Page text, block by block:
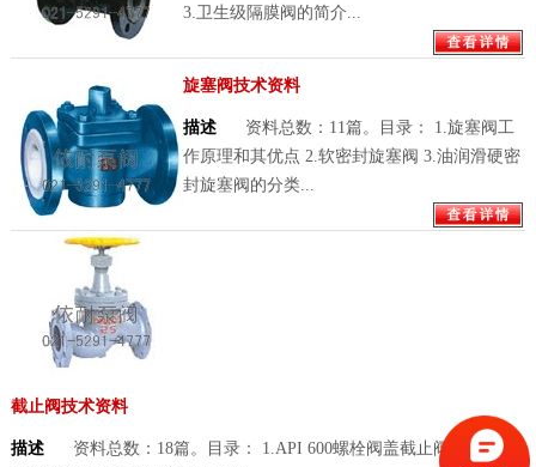
3.卫生级隔膜阀的简介...
旋塞阀技术资料
描述
资料总数：11篇。目录： 1.旋塞阀工
作原理和其优点 2.软密封旋塞阀 3.油润滑硬密
封旋塞阀的分类...
截止阀技术资料
描述
资料总数：18篇。目录： 1.API 600螺栓阀盖截止阀 2.API 602